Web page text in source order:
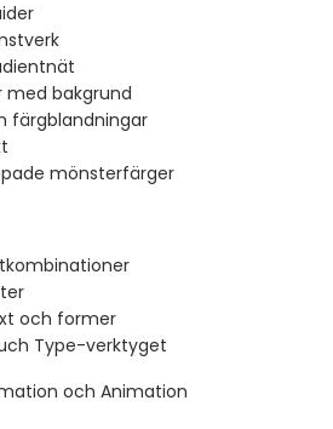
med bakgrund
färgblandningar
mönsterfärger
och former
Type-verktyget
och Animation